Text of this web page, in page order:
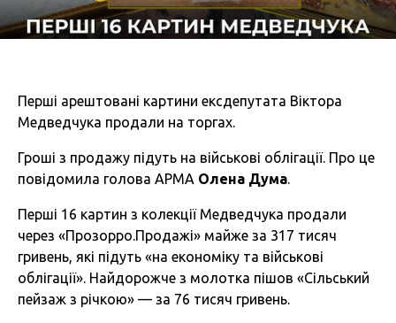
Перші арештовані картини ексдепутата Віктора
Медведчука продали на торгах.
Гроші з продажу підуть на військові облігації. Про це
повідомила голова АРМА Олена Дума.
Перші 16 картин з колекції Медведчука продали
через «Прозорро.Продажі» майже за 317 тисяч
гривень, які підуть «на економіку та військові
облігації». Найдорожче з молотка пішов «Сільський
пейзаж з річкою» — за 76 тисяч гривень.